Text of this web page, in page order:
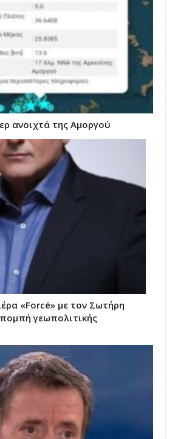
ανοιχτά της Αμοργού
«Forcé» με τον Σωτήρη
γεωπολιτικής